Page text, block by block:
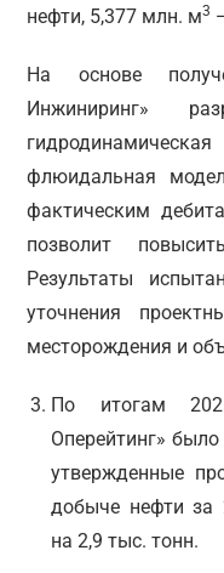
нефти, 5,377 млн. м3
На основе
Инжиниринг»
флюидальная
фактическим
позволит
Результаты
уточнения
месторождения и
По итогам
Оперейтинг»
утвержденные
добыче нефти за
на 2,9 тыс. тонн.